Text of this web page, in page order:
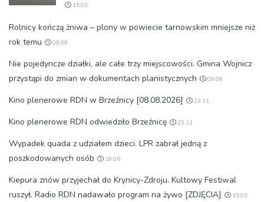
15:03
Rolnicy kończą żniwa – plony w powiecie tarnowskim mniejsze niż
rok temu
08:08
Nie pojedyncze działki, ale całe trzy miejscowości. Gmina Wojnicz
przystąpi do zmian w dokumentach planistycznych
08:08
Kino plenerowe RDN w Brzeźnicy [08.08.2026] 23:11
Kino plenerowe RDN odwiedziło Brzeźnicę 23:11
Wypadek quada z udziałem dzieci. LPR zabrał jedną z
poszkodowanych osób
18:06
Kiepura znów przyjechał do Krynicy-Zdroju. Kultowy Festiwal
ruszył. Radio RDN nadawało program na żywo [ZDJĘCIA]
15:03